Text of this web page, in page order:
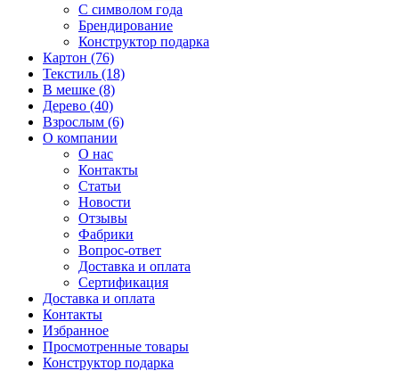
С символом года
Брендирование
Конструктор подарка
Картон (76)
Текстиль (18)
В мешке (8)
Дерево (40)
Взрослым (6)
О компании
О нас
Контакты
Статьи
Новости
Отзывы
Фабрики
Вопрос-ответ
Доставка и оплата
Сертификация
Доставка и оплата
Контакты
Избранное
Просмотренные товары
Конструктор подарка